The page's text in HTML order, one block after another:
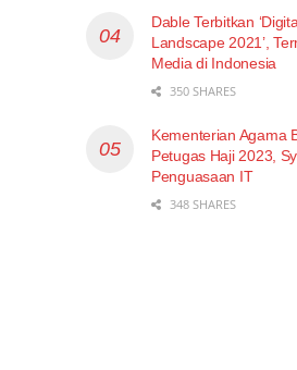
Dable Terbitkan
Landscape 2021’,
Media di Indonesia
350 SHARES
Kementerian Agama
Petugas Haji 2023,
Penguasaan IT
348 SHARES